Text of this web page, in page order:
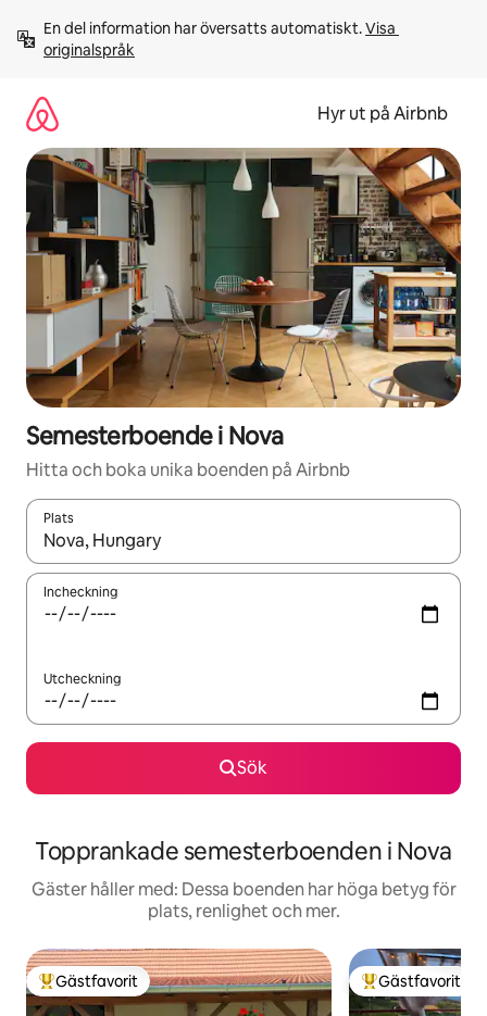
innehåll
En del information har översatts automatiskt. Visa
originalspråk
Hyr ut på Airbnb
Semesterboende i Nova
Hitta och boka unika boenden på Airbnb
Plats
När resultaten är tillgängliga kan du navigera med upp- och
Incheckning
Utcheckning
Sök
Topprankade semesterboenden i Nova
Gäster håller med: Dessa boenden har höga betyg för
plats, renlighet och mer.
Populär gästfavorit
Gästfavorit Populär
Gästfavorit